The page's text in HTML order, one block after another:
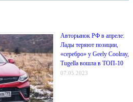
Авторынок РФ в апреле:
Лады теряют позиции,
«серебро» у Geely Coolray,
Tugella вошла в ТОП-10
07.05.2023